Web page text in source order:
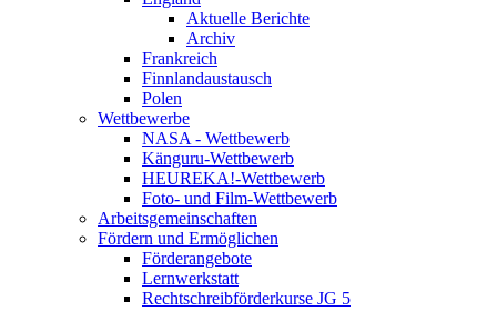
Aktuelle Berichte
Archiv
Frankreich
Finnlandaustausch
Polen
Wettbewerbe
NASA - Wettbewerb
Känguru-Wettbewerb
HEUREKA!-Wettbewerb
Foto- und Film-Wettbewerb
Arbeitsgemeinschaften
Fördern und Ermöglichen
Förderangebote
Lernwerkstatt
Rechtschreibförderkurse JG 5